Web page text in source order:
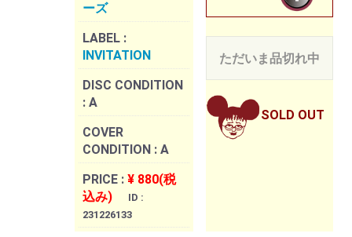
ーズ
LABEL :
INVITATION
DISC CONDITION
: A
COVER
CONDITION : A
PRICE : ¥ 880(税
込み)
ID :
231226133
ただいま品切れ中
SOLD OUT